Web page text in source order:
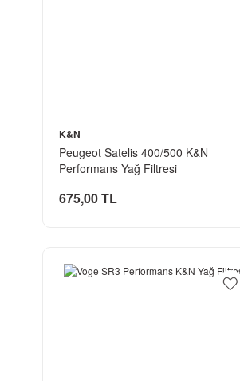
K&N
Peugeot Satelis 400/500 K&N
Performans Yağ Filtresi
675,00 TL